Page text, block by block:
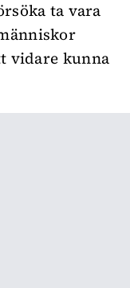
ta vara
vidare kunna